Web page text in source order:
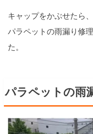
キャップをかぶせたら
パラペットの雨漏り修
た。
パラペットの雨